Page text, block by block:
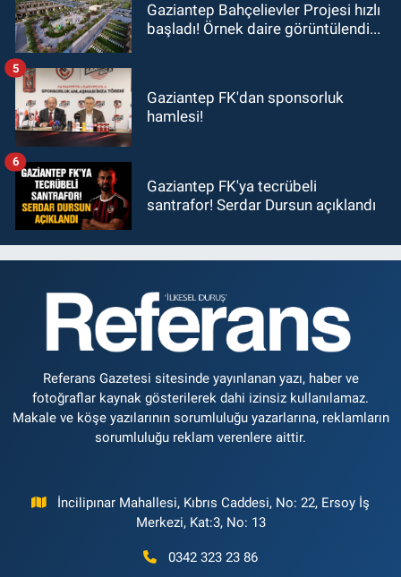
Gaziantep Bahçelievler Projesi hızlı
başladı! Örnek daire görüntülendi...
Gaziantep FK'dan sponsorluk
hamlesi!
5
Gaziantep FK'ya tecrübeli
santrafor! Serdar Dursun açıklandı
6
Referans Gazetesi sitesinde yayınlanan yazı, haber ve
fotoğraflar kaynak gösterilerek dahi izinsiz kullanılamaz.
Makale ve köşe yazılarının sorumluluğu yazarlarına, reklamların
sorumluluğu reklam verenlere aittir.
İncilipınar Mahallesi, Kıbrıs Caddesi, No: 22, Ersoy İş
Merkezi, Kat:3, No: 13
0342 323 23 86